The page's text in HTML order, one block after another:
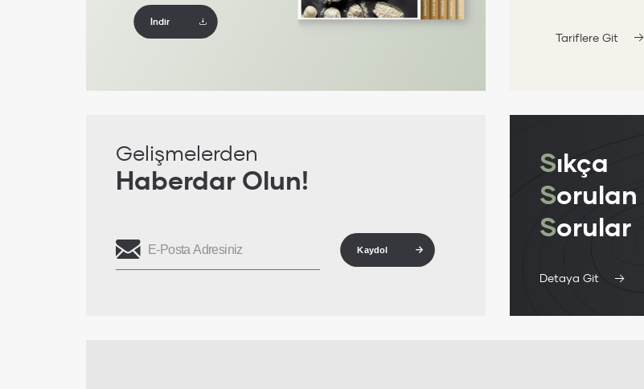
İndir
Tariflere Git
Gelişmelerden
Haberdar Olun!
Kaydol
Sıkça
Sorulan
Sorular
Detaya Git